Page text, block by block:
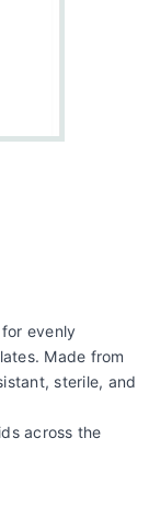
evenly
Made from
sterile, and
across the